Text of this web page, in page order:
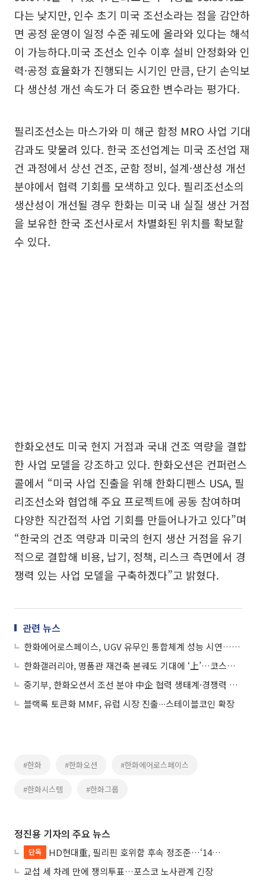
다는 낮지만, 인수 초기 미국 조선소라는 점을 감안하
면 공정 운영이 일정 수준 궤도에 올라와 있다는 해석
이 가능하다.미국 조선소 인수 이후 설비 안정화와 인
력·공정 효율화가 진행되는 시기인 만큼, 단기 손익보
다 생산성 개선 속도가 더 중요한 변수라는 평가다.
필리조선소는 마스가와 미 해군 함정 MRO 사업 기대
감과도 맞물려 있다. 한국 조선업계는 미국 조선업 재
건 과정에서 상선 건조, 군함 정비, 설계·생산성 개선
분야에서 협력 기회를 모색하고 있다. 필리조선소의
생산성이 개선될 경우 한화는 미국 내 실질 생산 거점
을 보유한 한국 조선사로서 차별화된 위치를 확보할
수 있다.
한화오션도 미국 현지 거점과 국내 건조 역량을 결합
한 사업 모델을 강조하고 있다. 한화오션은 컨퍼런스
콜에서 “미국 사업 진출을 위해 한화디펜스 USA, 필
리조선소와 협업해 주요 프로젝트에 공동 참여하며
다양한 직간접적 사업 기회를 만들어나가고 있다”며
“한국의 건조 역량과 미국의 현지 생산 거점을 유기
적으로 결합해 비용, 납기, 정책, 리스크 측면에서 경
쟁력 있는 사업 모델을 구축하겠다”고 밝혔다.
관련 뉴스
한화에어로스페이스, UGV 유무인 통합체계 성능 시연…루마니아 수요 공략
한화갤러리아, 명품관 재건축 본궤도 기대에 ‘上’…코스피 11개·코스닥 17개 상한가
중기부, 한화오션서 조선 분야 中企 협력 생태계·경쟁력 강화 방안 논의
블랙록 토큰화 MMF, 유럽 시장 진출∙∙∙스테이블코인 확장
#한화 #한화오션 #한화에어로스페이스
#한화시스템 #한화그룹
정진용 기자의 주요 뉴스
단독
HD현대重, 필리핀 호위함 후속 정조준…‘14척+α’ 싹쓸이 노린다
교섭 세 차례 만에 쟁의투표…포스코 노사관계 긴장